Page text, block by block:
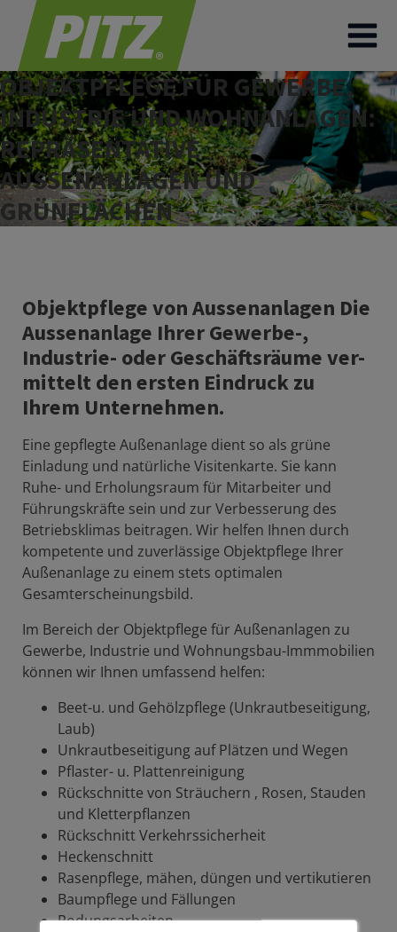
OBJEKTPFLEGE FÜR GEWERBE,
INDUSTRIE UND WOHNANLAGEN:
REPRÄSENTATIVE
AUSSENANLAGEN UND
GRÜNFLÄCHEN
Objektpflege von Aussenanlagen Die
Aussenanlage Ihrer Gewerbe-,
Industrie- oder Geschäftsräume ver-
mittelt den ersten Eindruck zu
Ihrem Unternehmen.
Eine gepflegte Außenanlage dient so als grüne
Einladung und natürliche Visitenkarte. Sie kann
Ruhe- und Erholungsraum für Mitarbeiter und
Führungskräfte sein und zur Verbesserung des
Betriebsklimas beitragen. Wir helfen Ihnen durch
kompetente und zuverlässige Objektpflege Ihrer
Außenanlage zu einem stets optimalen
Gesamterscheinungsbild.
Im Bereich der Objektpflege für Außenanlagen zu
Gewerbe, Industrie und Wohnungsbau-Immmobilien
können wir Ihnen umfassend helfen:
Beet-u. und Gehölzpflege (Unkrautbeseitigung,
Laub)
Unkrautbeseitigung auf Plätzen und Wegen
Pflaster- u. Plattenreinigung
Rückschnitte von Sträuchern , Rosen, Stauden
und Kletterpflanzen
Rückschnitt Verkehrssicherheit
Heckenschnitt
Rasenpflege, mähen, düngen und vertikutieren
Baumpflege und Fällungen
Rodungsarbeiten